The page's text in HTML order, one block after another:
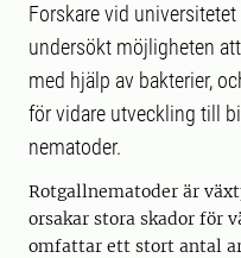
Forskare vid
undersökt möjligheten
med hjälp av bakterier,
för vidare utveckling till
nematoder.
Rotgallnematoder är
orsakar stora skador för
omfattar ett stort antal